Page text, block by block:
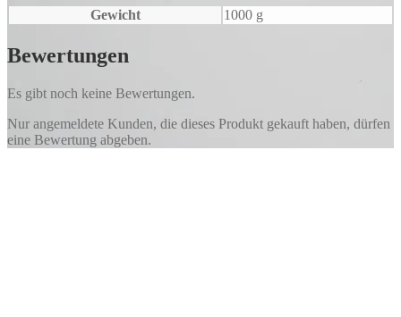
Gewicht 1000 g
Bewertungen
Es gibt noch keine Bewertungen.
Nur angemeldete Kunden, die dieses Produkt gekauft haben, dürfen
eine Bewertung abgeben.